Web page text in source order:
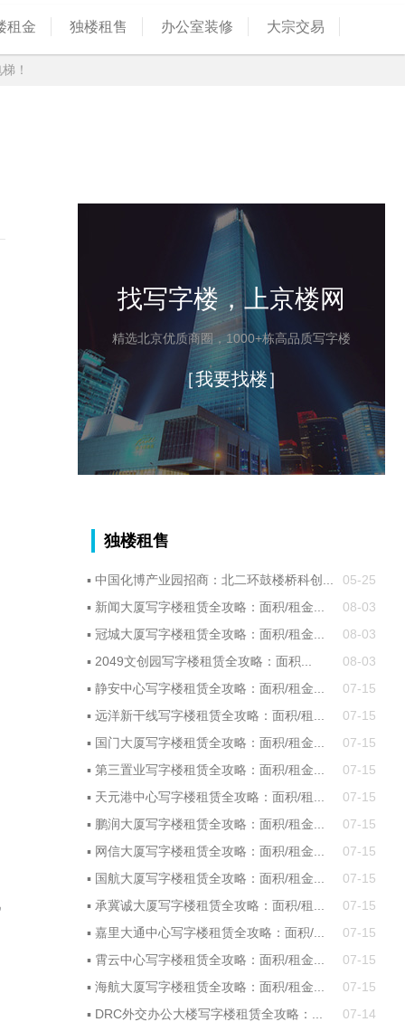
租金 独楼租售 办公室装修 大宗交易
！
找写字楼，上京楼网
精选北京优质商圈，1000+栋高品质写字楼
［我要找楼］
独楼租售
▪ 中国化博产业园招商：北二环鼓楼桥科创...
05-25
▪ 新闻大厦写字楼租赁全攻略：面积/租金...
08-03
▪ 冠城大厦写字楼租赁全攻略：面积/租金...
08-03
▪ 2049文创园写字楼租赁全攻略：面积...
08-03
▪ 静安中心写字楼租赁全攻略：面积/租金...
07-15
▪ 远洋新干线写字楼租赁全攻略：面积/租...
07-15
▪ 国门大厦写字楼租赁全攻略：面积/租金...
07-15
▪ 第三置业写字楼租赁全攻略：面积/租金...
07-15
▪ 天元港中心写字楼租赁全攻略：面积/租...
07-15
▪ 鹏润大厦写字楼租赁全攻略：面积/租金...
07-15
▪ 网信大厦写字楼租赁全攻略：面积/租金...
07-15
▪ 国航大厦写字楼租赁全攻略：面积/租金...
07-15
▪ 承冀诚大厦写字楼租赁全攻略：面积/租...
07-15
▪ 嘉里大通中心写字楼租赁全攻略：面积/...
07-15
▪ 霄云中心写字楼租赁全攻略：面积/租金...
07-15
▪ 海航大厦写字楼租赁全攻略：面积/租金...
07-15
▪ DRC外交办公大楼写字楼租赁全攻略：...
07-14